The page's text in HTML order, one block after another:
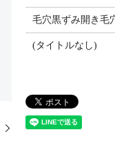
毛穴黒ずみ開き毛
(タイトルなし)